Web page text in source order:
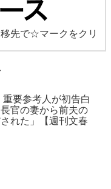
移先で☆マークをクリ
要参考人が初告白
長官の妻から前夫の
れた」【週刊文春